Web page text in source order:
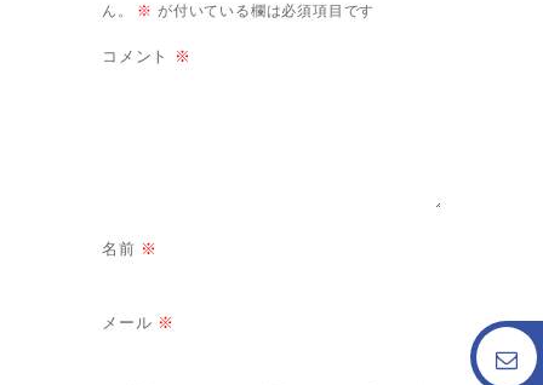
ん。
※ が付いている欄は必須項目です
コメント ※
名前 ※
メール ※